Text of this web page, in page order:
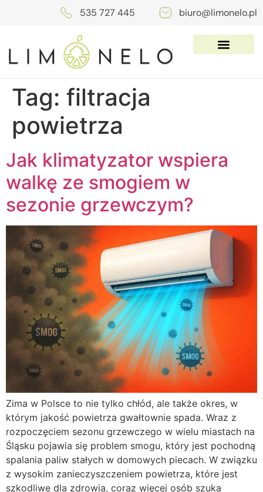
535 727 445 biuro@limonelo.pl
Tag: filtracja
powietrza
Jak klimatyzator wspiera
walkę ze smogiem w
sezonie grzewczym?
Zima w Polsce to nie tylko chłód, ale także okres, w
którym jakość powietrza gwałtownie spada. Wraz z
rozpoczęciem sezonu grzewczego w wielu miastach na
Śląsku pojawia się problem smogu, który jest pochodną
spalania paliw stałych w domowych piecach. W związku
z wysokim zanieczyszczeniem powietrza, które jest
szkodliwe dla zdrowia, coraz więcej osób szuka